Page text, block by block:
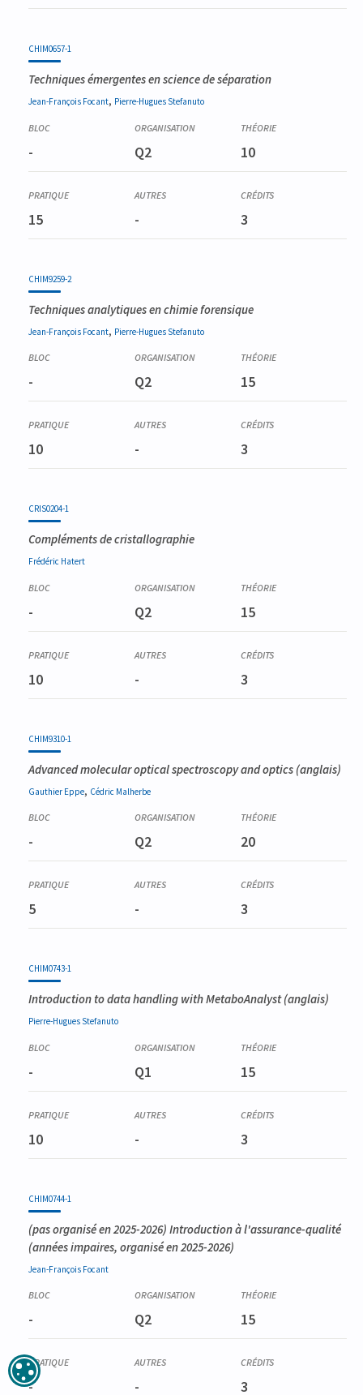
CHIM0657-1
Techniques émergentes en science de séparation
Jean-François Focant, Pierre-Hugues Stefanuto
- Q2 10
15 - 3
CHIM9259-2
Techniques analytiques en chimie forensique
Jean-François Focant, Pierre-Hugues Stefanuto
- Q2 15
10 - 3
CRIS0204-1
Compléments de cristallographie
Frédéric Hatert
- Q2 15
10 - 3
CHIM9310-1
Advanced molecular optical spectroscopy and optics (anglais)
Gauthier Eppe, Cédric Malherbe
- Q2 20
5 - 3
CHIM0743-1
Introduction to data handling with MetaboAnalyst(anglais)
Pierre-Hugues Stefanuto
- Q1 15
10 - 3
CHIM0744-1
(pas organisé en 2025-2026) Introduction à l'assurance-qualité
(années impaires, organisé en 2025-2026)
Jean-François Focant
- Q2 15
- - 3